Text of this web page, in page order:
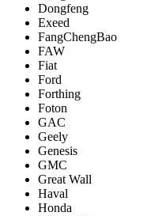
Dongfeng
Exeed
FangChengBao
FAW
Fiat
Ford
Forthing
Foton
GAC
Geely
Genesis
GMC
Great Wall
Haval
Honda